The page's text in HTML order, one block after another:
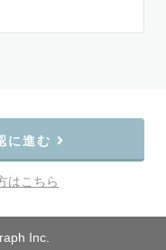
に進む
はこちら
Inc.